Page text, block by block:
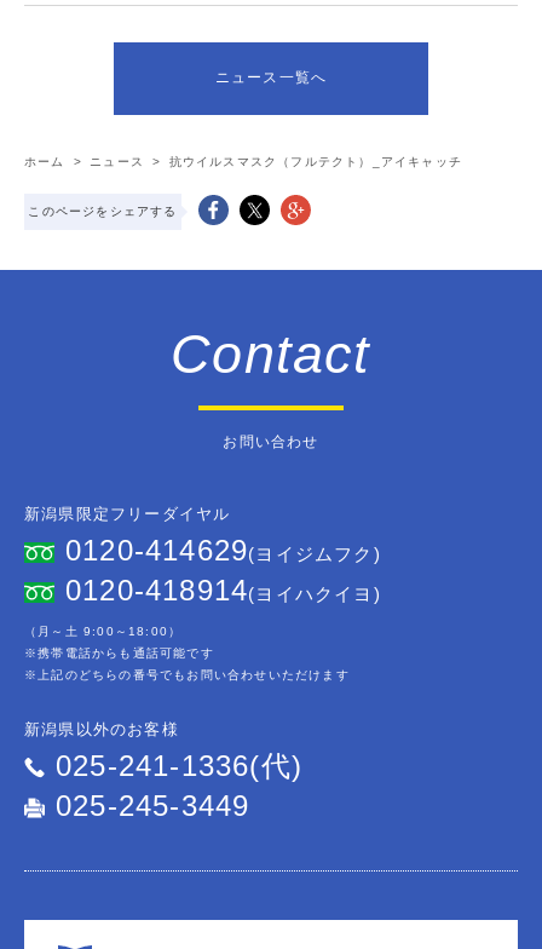
ニュース一覧へ
ホーム > ニュース > 抗ウイルスマスク（フルテクト）_アイキャッチ
このページをシェアする
Contact
お問い合わせ
新潟県限定フリーダイヤル
0120-414629(ヨイジムフク)
0120-418914(ヨイハクイヨ)
（月～土 9:00～18:00）
※携帯電話からも通話可能です
※上記のどちらの番号でもお問い合わせいただけます
新潟県以外のお客様
025-241-1336(代)
025-245-3449